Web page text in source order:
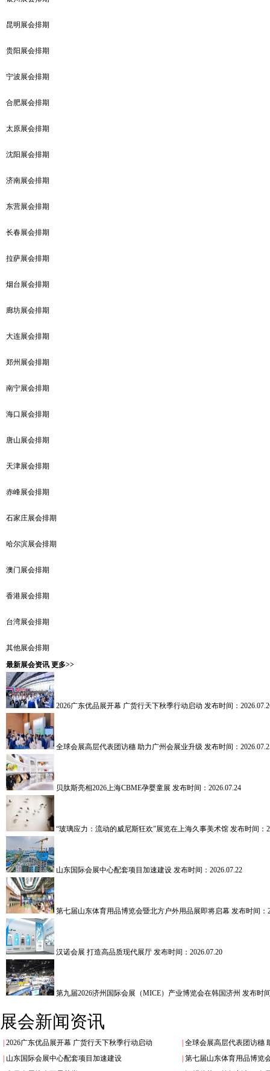
昆明展会排期
贵阳展会排期
宁波展会排期
合肥展会排期
太原展会排期
沈阳展会排期
济南展会排期
东营展会排期
长春展会排期
拉萨展会排期
烟台展会排期
廊坊展会排期
大连展会排期
郑州展会排期
南宁展会排期
海口展会排期
唐山展会排期
天津展会排期
赤峰展会排期
石家庄展会排期
哈尔滨展会排期
澳门展会排期
香港展会排期
台湾展会排期
其他展会排期
最新展会资讯 更多>>
2026广东优品展开幕 广货行天下秋季行动启动 发布时间：
全球会展高层代表团访穗 助力广州会展业升级 发布时间：
贝肽斯亮相2026上海CBME孕婴童展 发布时间：2026.07.24
“玻璃应力：流动的威尼斯狂欢”展览在上海久事美术馆 发布时间：
山东国际会展中心配套项目加速建设 发布时间：2026.07.22
第七届山东体育用品博览会暨北方户外用品展即将启幕 发布时间：
汉诺会展 打造高品质现代展厅 发布时间：2026.07.20
第九届2026济州国际会展（MICE）产业博览会在韩国济州 发布时
展会新闻资讯
2026广东优品展开幕 广货行天下秋季行动启动
全球会展高层代表团访穗
山东国际会展中心配套项目加速建设
第七届山东体育用品博览